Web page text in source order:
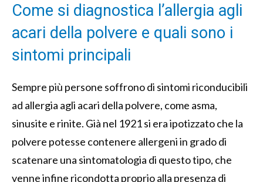
Come si diagnostica l’allergia agli
acari della polvere e quali sono i
sintomi principali
Sempre più persone soffrono di sintomi riconducibili
ad allergia agli acari della polvere, come asma,
sinusite e rinite. Già nel 1921 si era ipotizzato che la
polvere potesse contenere allergeni in grado di
scatenare una sintomatologia di questo tipo, che
venne infine ricondotta proprio alla presenza di